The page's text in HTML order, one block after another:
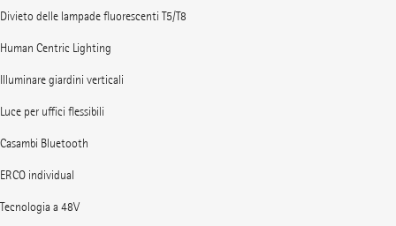
Divieto delle lampade fluorescenti T5/T8
Human Centric Lighting
Illuminare giardini verticali
Luce per uffici flessibili
Casambi Bluetooth
ERCO individual
Tecnologia a 48V